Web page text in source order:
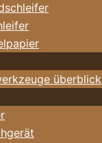
überblick